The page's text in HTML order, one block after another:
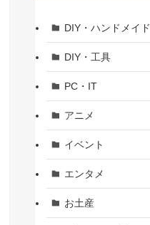
DIY・ハンドメイド
DIY・工具
PC・IT
アニメ
イベント
エンタメ
お土産